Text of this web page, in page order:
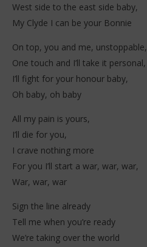
7
décembre
2025
West side to the east side baby,
My Clyde I can be your Bonnie
On top, you and me, unstoppable,
One touch and I’ll take it personal,
I’ll fight for your honour baby,
Oh baby, oh baby
All my pain is yours,
I’ll die for you,
I crave nothing more
For you I’ll start a war, war, war,
War, war, war
Sign the line already
Tell me when you’re ready
We’re taking over the world